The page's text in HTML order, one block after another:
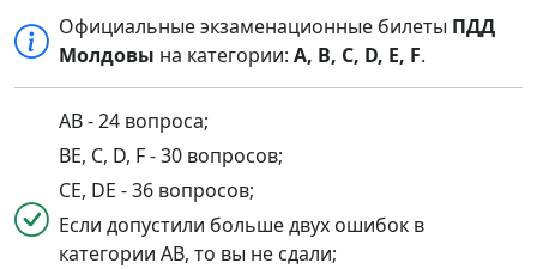
Официальные экзаменационные билеты ПДД
Молдовы на категории:A, B, C, D, E, F.
AB - 24 вопроса;
BE, C, D, F - 30 вопросов;
CE, DE - 36 вопросов;
Если допустили больше двух ошибок в
категории AB, то вы не сдали;